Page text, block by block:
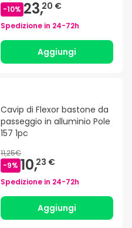
-10% 23,20 €
Spedizione in 24-72h
Aggiungi
Cavip di Flexor bastone da
passeggio in alluminio Pole
157 1pc
11,25€
-9% 10,23 €
Spedizione in 24-72h
Aggiungi